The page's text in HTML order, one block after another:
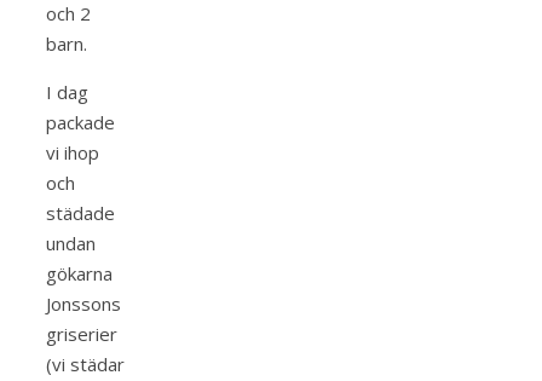
och 2
barn.
I dag
packade
vi ihop
och
städade
undan
gökarna
Jonssons
griserier
(vi städar